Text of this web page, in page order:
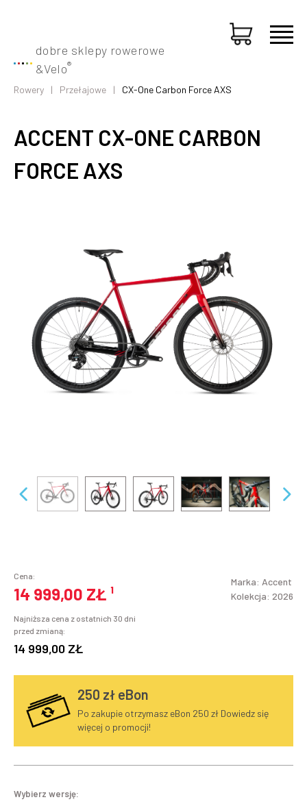
dobre sklepy rowerowe
&Velo®
Rowery Przełajowe CX-One Carbon Force AXS
ACCENT CX-ONE CARBON
FORCE AXS
Cena:
14 999,00 ZŁ ¹
Najniższa cena z ostatnich 30 dni
przed zmianą:
14 999,00 ZŁ
Marka: Accent
Kolekcja: 2026
250 zł eBon
Po zakupie otrzymasz eBon 250 zł Dowiedz się
więcej o promocji!
Wybierz wersję: